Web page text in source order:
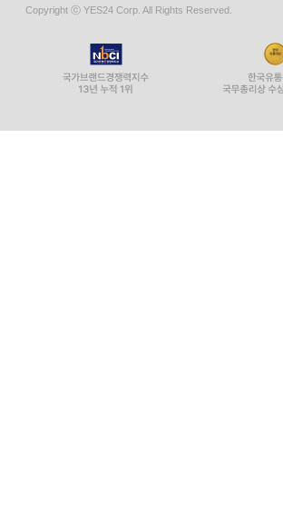
Copyright ⓒ YES24 Corp. All Rights Reserved.